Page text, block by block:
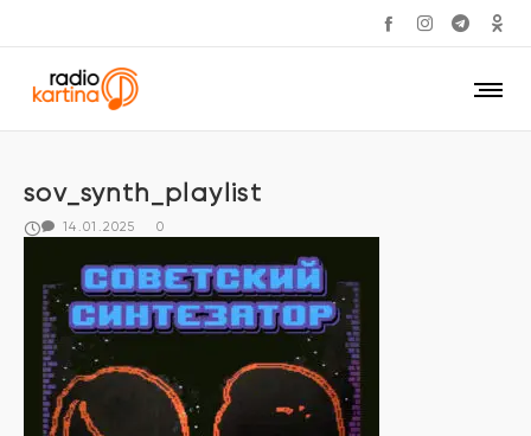
sov_synth_playlist
14.01.2025 0